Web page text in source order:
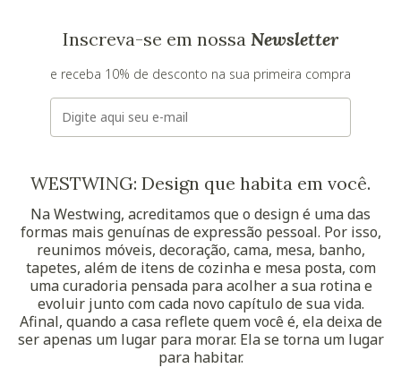
Inscreva-se em nossa Newsletter
e receba 10% de desconto na sua primeira compra
E-mail
WESTWING: Design que habita em você.
Na Westwing, acreditamos que o design é uma das
formas mais genuínas de expressão pessoal. Por isso,
reunimos móveis, decoração, cama, mesa, banho,
tapetes, além de itens de cozinha e mesa posta, com
uma curadoria pensada para acolher a sua rotina e
evoluir junto com cada novo capítulo de sua vida.
Afinal, quando a casa reflete quem você é, ela deixa de
ser apenas um lugar para morar. Ela se torna um lugar
para habitar.